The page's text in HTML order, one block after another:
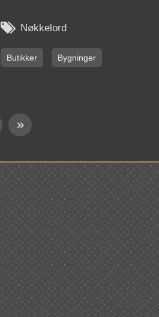
 Nøkkelord
Butikker Bygninger